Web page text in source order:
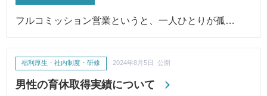
フルコミッション営業というと、一人ひとりが孤…
男性の育休取得実績について
福利厚生・社内制度・研修 2024年8月5日 公開